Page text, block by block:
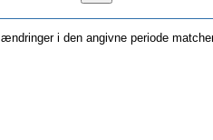
ændringer i den angivne periode